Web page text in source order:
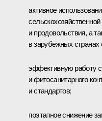
активное
и продовольствия, а
в зарубежных странах
эффективную работу
и фитосанитарного
и стандартов;
поэтапное снижение